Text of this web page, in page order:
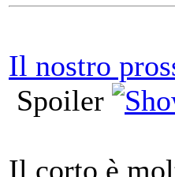
Il nostro
Spoiler
Il corto è